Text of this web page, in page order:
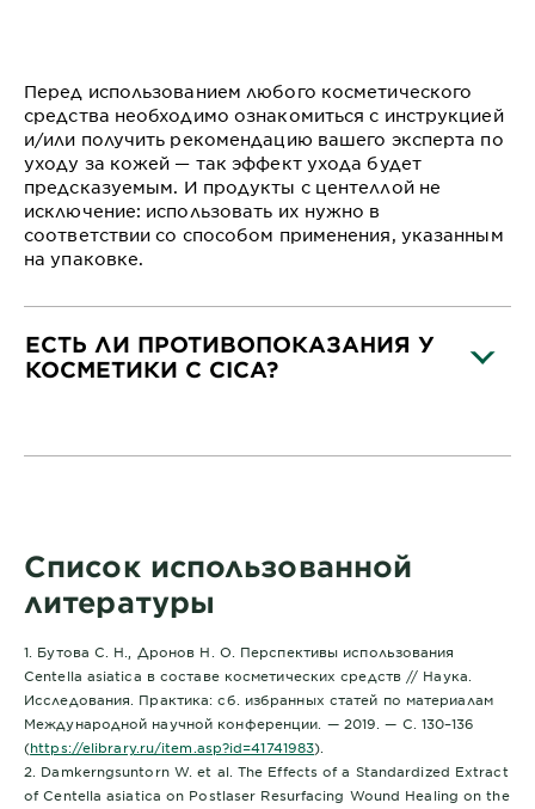
Перед использованием любого косметического
средства необходимо ознакомиться с инструкцией
и/или получить рекомендацию вашего эксперта по
уходу за кожей — так эффект ухода будет
предсказуемым. И продукты с центеллой не
исключение: использовать их нужно в
соответствии со способом применения, указанным
на упаковке.
ЕСТЬ ЛИ ПРОТИВОПОКАЗАНИЯ У
КОСМЕТИКИ С CICA?
Список использованной
литературы
1. Бутова С. Н., Дронов Н. О. Перспективы использования
Centella asiatica в составе косметических средств // Наука.
Исследования. Практика: сб. избранных статей по материалам
Международной научной конференции. — 2019. — С. 130–136
(https://elibrary.ru/item.asp?id=41741983).
2. Damkerngsuntorn W. et al. The Effects of a Standardized Extract
of Centella asiatica on Postlaser Resurfacing Wound Healing on the